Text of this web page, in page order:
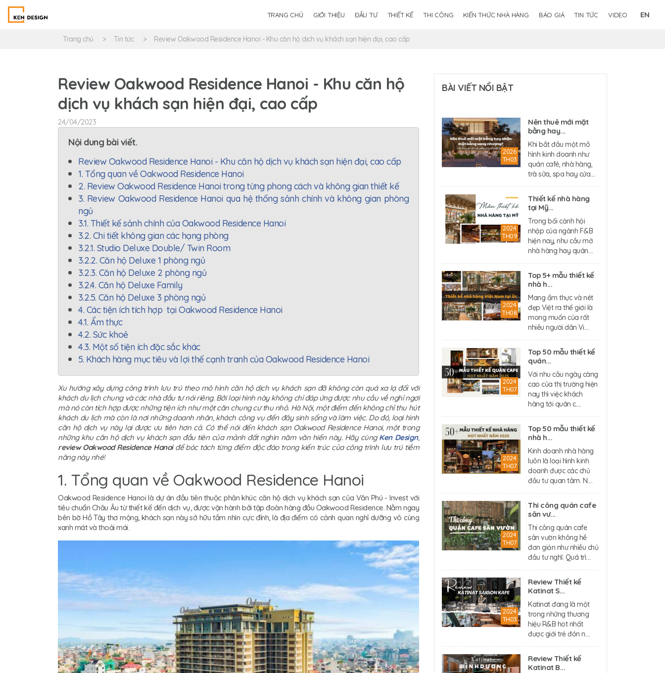
TRANG CHỦ GIỚI THIỆU ĐẦU TƯ THIẾT KẾ THI CÔNG KIẾN THỨC NHÀ HÀNG BÁO GIÁ TIN TỨC VIDEO EN
Trang chủ Tin tức Review Oakwood Residence Hanoi - Khu căn hộ dịch vụ khách sạn hiện đại, cao cấp
Review Oakwood Residence Hanoi - Khu căn hộ
dịch vụ khách sạn hiện đại, cao cấp
24/04/2023
Nội dung bài viết.
Review Oakwood Residence Hanoi - Khu căn hộ dịch vụ khách sạn hiện đại, cao cấp
1. Tổng quan về Oakwood Residence Hanoi
2. Review Oakwood Residence Hanoi trong từng phong cách và không gian thiết kế
3. Review Oakwood Residence Hanoi qua hệ thống sảnh chính và không gian phòng
ngủ
3.1. Thiết kế sảnh chính của Oakwood Residence Hanoi
3.2. Chi tiết không gian các hạng phòng
3.2.1. Studio Deluxe Double/ Twin Room
3.2.2. Căn hộ Deluxe 1 phòng ngủ
3.2.3. Căn hộ Deluxe 2 phòng ngủ
3.2.4. Căn hộ Deluxe Family
3.2.5. Căn hộ Deluxe 3 phòng ngủ
4. Các tiện ích tích hợp tại Oakwood Residence Hanoi
4.1. Ẩm thực
4.2. Sức khoẻ
4.3. Một số tiện ích đặc sắc khác
5. Khách hàng mục tiêu và lợi thế cạnh tranh của Oakwood Residence Hanoi
Xu hướng xây dựng công trình lưu trú theo mô hình căn hộ dịch vụ khách sạn đã không còn quá xa lạ đối với
khách du lịch chung và các nhà đầu tư nói riêng. Bởi loại hình này không chỉ đáp ứng được nhu cầu về nghỉ ngơi
mà nó còn tích hợp được những tiện ích như một căn chung cư thu nhỏ. Hà Nội, một điểm đến không chỉ thu hút
khách du lịch mà còn là nơi những doanh nhân, khách công vụ đến đây sinh sống và làm việc. Do đó, loại hình
căn hộ dịch vụ này lại được ưu tiên hơn cả. Có thể nói đến khách sạn Oakwood Residence Hanoi, một trong
những khu căn hộ dịch vụ khách sạn đầu tiên của mảnh đất nghìn năm văn hiến này. Hãy cùng Ken Design,
review Oakwood Residence Hanoiđể bóc tách từng điểm độc đáo trong kiến trúc của công trình lưu trú tiềm
năng này nhé!
1. Tổng quan về Oakwood Residence Hanoi
Oakwood Residence Hanoi là dự án đầu tiên thuộc phân khúc căn hộ dịch vụ khách sạn của Văn Phú - Invest với
tiêu chuẩn Châu Âu từ thiết kế đến dịch vụ, được vận hành bởi tập đoàn hàng đầu Oakwood Residence. Nằm ngay
bên bờ Hồ Tây thơ mộng, khách sạn này sở hữu tầm nhìn cực đỉnh, là địa điểm có cảnh quan nghỉ dưỡng vô cùng
xanh mát và thoải mái.
BÀI VIẾT NỔI BẬT
2026
TH03
Nên thuê mới mặt
bằng hay...
Khi bắt đầu một mô
hình kinh doanh như
quán café, nhà hàng,
trà sữa, spa hay cửa....
2024
TH09
Thiết kế nhà hàng
tại Mỹ...
Trong bối cảnh hội
nhập của ngành F&B
hiện nay, nhu cầu mở
nhà hàng hay quán....
2024
TH08
Top 5+ mẫu thiết kế
nhà h...
Mang ẩm thực và nét
đẹp Việt ra thế giới là
mong muốn của rất
nhiều người dân Vi....
2024
TH07
Top 50 mẫu thiết kế
quán...
Với nhu cầu ngày càng
cao của thị trường hiện
nay thì việc khách
hàng tới quán c....
2024
TH07
Top 50 mẫu thiết kế
nhà h...
Kinh doanh nhà hàng
luôn là loại hình kinh
doanh được các chủ
đầu tư quan tâm. N....
2024
TH07
Thi công quán cafe
sân vư...
Thi công quán cafe
sân vườn không hề
đơn giản như nhiều chủ
đầu tư nghĩ. Quá trì....
2024
TH03
Review Thiết kế
Katinat S...
Katinat đang là một
trong những thương
hiệu R&B hot nhất
được giới trẻ đón n....
Review Thiết kế
Katinat B...